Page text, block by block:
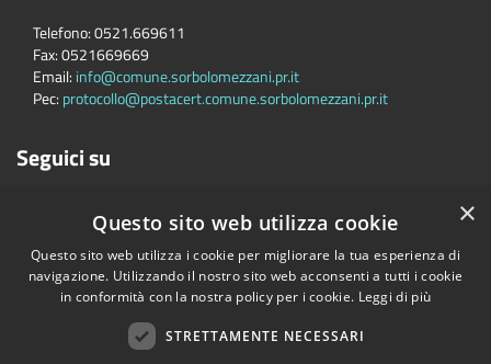
Telefono:0521.669611
Fax:0521669669
Email: info@comune.sorbolomezzani.pr.it
Pec: protocollo@postacert.comune.sorbolomezzani.pr.it
Seguici su
Accessibilità
×
Questo sito web utilizza cookie
Questo sito web utilizza i cookie per migliorare la tua esperienza di
navigazione. Utilizzando il nostro sito web acconsenti a tutti i cookie
in conformità con la nostra policy per i cookie. Leggi di più
STRETTAMENTE NECESSARI